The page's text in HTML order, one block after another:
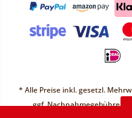
* Alle Preise inkl. gesetzl.
ggf. Nachnahmegebühren,